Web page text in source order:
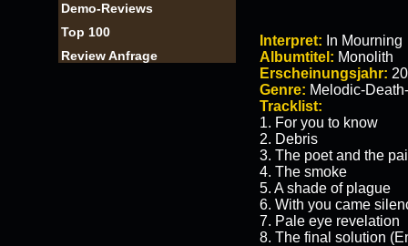
Demo-Reviews
Top 100
Review Anfrage
Interpret: In Mourning
Albumtitel: Monolith
Erscheinungsjahr:
Genre: Melodic-
Tracklist:
1. For you to know
2. Debris
3. The poet and the
4. The smoke
5. A shade of plague
6. With you came
7. Pale eye revelation
8. The final solution